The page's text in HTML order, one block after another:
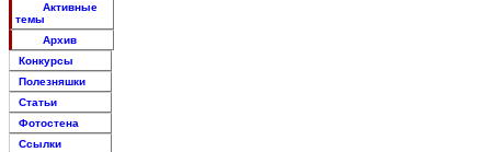
Активные
темы
Архив
Конкурсы
Полезняшки
Статьи
Фотостена
Ссылки